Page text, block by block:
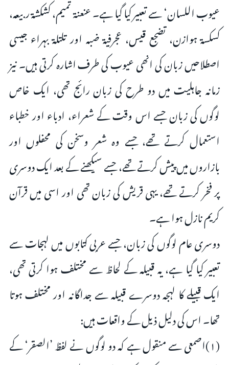
عیوب اللسان‘ سے تعبیر کیا گیا ہے۔ عنعنۃ تمیم، کشکشۃ ربیعہ،
کسکسۃ ہوازن، تضجع قیس، عجرفیۃ ضبہ اور تلتلۃ بہراء جیسی
اصطلاحیں زبان کی انھی عیوب کی طرف اشارہ کرتی ہیں۔ نیز
زمانہ جاہلیت میں دو طرح کی زبان رائج تھی، ایک خاص
لوگوں کی زبان جسے اس وقت کے شعراء، ادباء اور خطباء
استعمال کرتے تھے، جسے وہ شعر وسخن کی محفلوں اور
بازاروں میں پیش کرتے تھے، جسے سیکھنے کے بعد ایک دوسری
پر فخر کرتے تھے، یہی قریش کی زبان تھی اور اسی میں قرآن
کریم نازل ہوا ہے۔
دوسری عام لوگوں کی زبان، جسے عربی کتابوں میں لہجات سے
تعبیر کیا گیا ہے، یہ قبیلہ کے لحاظ سے مختلف ہوا کرتی تھی،
ایک قبیلے کا لہجہ دوسرے قبیلہ سے جداگانہ اور مختلف ہوتا
تھا۔ اس کی دلیل ذیل کے واقعات ہیں:
(۱)اصمعی سے منقول ہے کہ دو لوگوں نے لفظ ’الصقر‘ کے